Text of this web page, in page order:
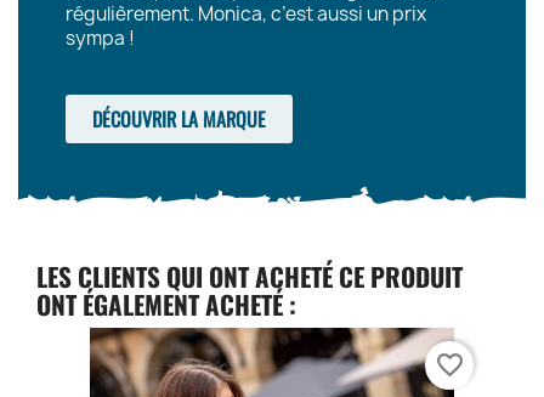
régulièrement. Monica, c’est aussi un prix
sympa !
DÉCOUVRIR LA MARQUE
LES CLIENTS QUI ONT ACHETÉ CE PRODUIT
ONT ÉGALEMENT ACHETÉ :
favorite_border